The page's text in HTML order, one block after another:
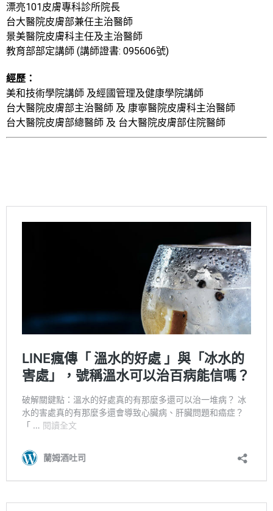
漂亮101皮膚專科診所院長
台大醫院皮膚部兼任主治醫師
景美醫院皮膚科主任及主治醫師
教育部部定講師 (講師證書: 095606號)
經歷：
美和技術學院講師 及經國管理及健康學院講師
台大醫院皮膚部主治醫師 及 康寧醫院皮膚科主治醫師
台大醫院皮膚部總醫師 及 台大醫院皮膚部住院醫師